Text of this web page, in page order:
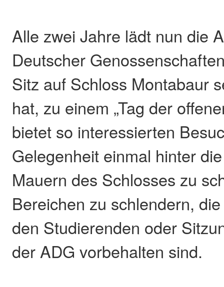
Alle zwei Jahre lädt nun die
Deutscher
Sitz auf Schloss Montabaur
hat, zu einem „Tag der
bietet so interessierten
Gelegenheit einmal hinter
Mauern des Schlosses zu
Bereichen zu schlendern,
den Studierenden oder
der ADG vorbehalten sind.